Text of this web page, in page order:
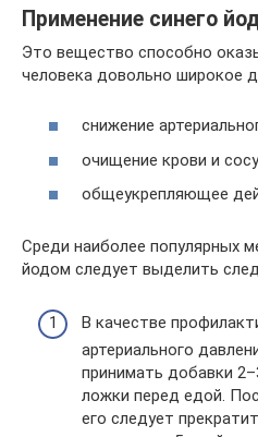
Применение синего
Это вещество способно
человека довольно широкое
снижение
очищение крови и
общеукрепляющее
Среди наиболее популярных
йодом следует выделить
В качестве
артериального
принимать добавки
ложки перед едой.
его следует